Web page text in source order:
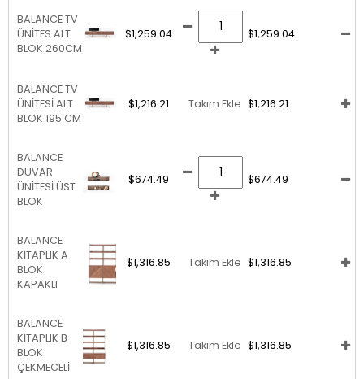
BALANCE TV
ÜNİTES ALT
BLOK 260CM
$1,259.04 $1,259.04
BALANCE TV
ÜNİTESİ ALT
BLOK 195 CM
$1,216.21 Takım Ekle $1,216.21
BALANCE
DUVAR
ÜNİTESİ ÜST
BLOK
$674.49 $674.49
BALANCE
KİTAPLIK A
BLOK
KAPAKLI
$1,316.85 Takım Ekle $1,316.85
BALANCE
KİTAPLIK B
BLOK
ÇEKMECELİ
$1,316.85 Takım Ekle $1,316.85